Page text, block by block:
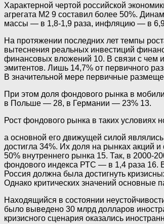
Характерной чертой российской
агрегата М2 9 составил более 50%.
массы — в 1,8-1,9 раза, инфляцию — в
На протяжении последних лет темпы
вытеснения реальных инвестиций
финансовых вложений 10. В связи с чем
эмитентов. Лишь 14,7% от первичного
В значительной мере первичные
При этом доля фондового рынка в
в Польше — 28, в Германии — 23% 13.
Рост фондового рынка в таких условиях
а основной его движущей силой
достигла 34%. Их доля на рынках акций
50% внутреннего рынка 15. Так, в 2000-
фондового индекса РТС — в 1,4 раза 16.
Россия должна была достигнуть
Однако критических значений основные
Находящийся в состоянии
было выведено 30 млрд долларов
кризисного сценария оказались